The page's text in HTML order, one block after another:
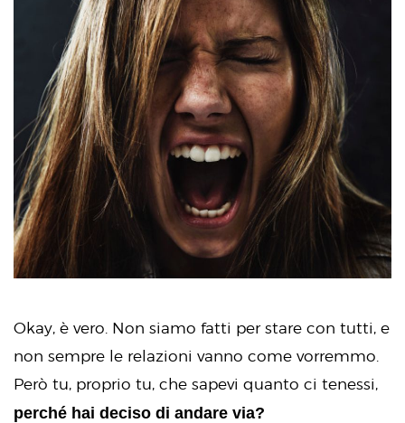
Okay, è vero. Non siamo fatti per stare con tutti, e
non sempre le relazioni vanno come vorremmo.
Però tu, proprio tu, che sapevi quanto ci tenessi,
perché hai deciso di andare via?